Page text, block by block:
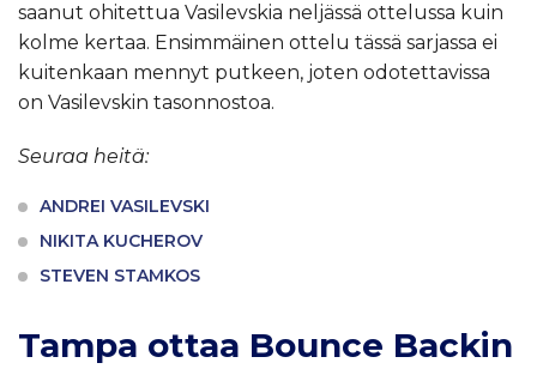
saanut ohitettua Vasilevskia neljässä ottelussa kuin
kolme kertaa. Ensimmäinen ottelu tässä sarjassa ei
kuitenkaan mennyt putkeen, joten odotettavissa
on Vasilevskin tasonnostoa.
Seuraa heitä:
ANDREI VASILEVSKI
NIKITA KUCHEROV
STEVEN STAMKOS
Tampa ottaa Bounce Backin